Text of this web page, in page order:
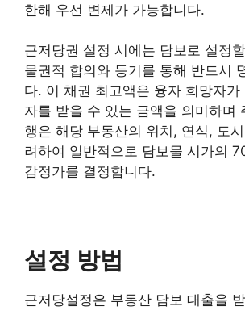
한해 우선 변제가 가능합니다.
근저당권 설정 시에는 담보로 설정
물권적 합의와 등기를 통해 반드시
다. 이 채권 최고액은 융자 희망자가
자를 받을 수 있는 금액을 의미하며
행은 해당 부동산의 위치, 연식, 도
려하여 일반적으로 담보물 시가의
감정가를 결정합니다.
설정 방법
근저당설정은 부동산 담보 대출을